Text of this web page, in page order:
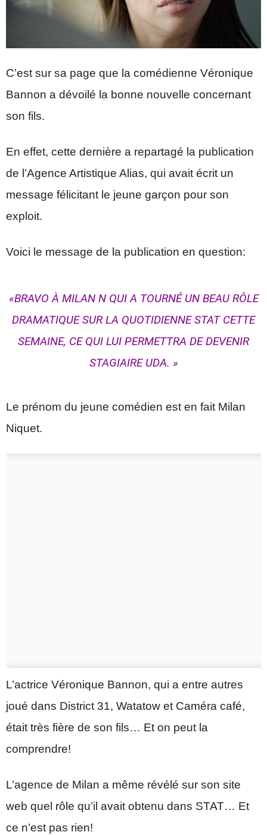
C’est sur sa page que la comédienne Véronique
Bannon a dévoilé la bonne nouvelle concernant
son fils.
En effet, cette dernière a repartagé la publication
de l’Agence Artistique Alias, qui avait écrit un
message félicitant le jeune garçon pour son
exploit.
Voici le message de la publication en question:
«BRAVO À MILAN N QUI A TOURNÉ UN BEAU RÔLE
DRAMATIQUE SUR LA QUOTIDIENNE STAT CETTE
SEMAINE, CE QUI LUI PERMETTRA DE DEVENIR
STAGIAIRE UDA. »
Le prénom du jeune comédien est en fait Milan
Niquet.
L’actrice Véronique Bannon, qui a entre autres
joué dans District 31, Watatow et Caméra café,
était très fière de son fils… Et on peut la
comprendre!
L’agence de Milan a même révélé sur son site
web quel rôle qu’il avait obtenu dans STAT… Et
ce n’est pas rien!